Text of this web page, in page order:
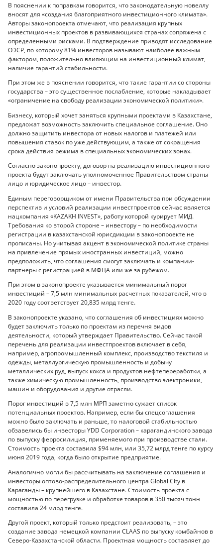
В пояснении к поправкам говорится, что законодательную новеллу
вносят для «создания благоприятного инвестиционного климата».
Авторы законопроекта отмечают, что реализация крупных
инвестиционных проектов в развивающихся странах сопряжена с
определенными рисками. В подтверждение приводят исследование
ОЭСР, по которому 81% инвесторов называют наиболее важным
фактором, положительно влияющим на инвестиционный климат,
наличие гарантий стабильности.
При этом же в пояснении говорится, что такие гарантии со стороны
государства – это существенное послабление, которые накладывает
«ограничение на свободу реализации экономической политики».
Бизнесу, который хочет заняться крупными проектами в Казахстане,
предложат возможность заключить специальное соглашение. Оно
должно защитить инвестора от новых налогов и платежей или
повышения ставок по уже действующим, а также от сокращения
срока действия режима в специальных экономических зонах.
Согласно законопроекту, договор на реализацию инвестиционного
проекта будут заключать уполномоченное Правительством страны
лицо и юридическое лицо – инвестор.
Единым переговорщиком от имени Правительства при обсуждении
перспектив и условий реализации инвестпроектов сейчас является
нацкомпания «KAZAKH INVEST», работу которой курирует МИД.
Требования ко второй стороне – инвестору – по необходимости
регистрации в казахстанской юрисдикции в законопроекте не
прописаны. Но учитывая акцент в экономической политике страны
на привлечение прямых иностранных инвестиций, можно
предположить, что соглашения смогут заключать и компании-
партнеры с регистрацией в МФЦА или же за рубежом.
При этом в законопроекте указывается минимальный порог
инвестиций – 7,5 млн минимальных расчетных показателей, что в
2020 году соответствует 20,835 млрд тенге.
В законопроекте указано, что соглашения об инвестициях можно
будет заключить только по проектам из перечня видов
деятельности, который утверждает Правительство. Сейчас такой
перечень для реализации инвестпроектов включает в себя,
например, агропромышленный комплекс, производство текстиля и
одежды, металлургическую промышленность и добычу
металлических руд, выпуск кокса и продуктов нефтепереработки, а
также химическую промышленность, производство электроники,
машин и оборудования и другие отрасли.
Порог инвестиций в 7,5 млн МРП заметно сужает список
потенциальных проектов. Например, если бы спецсоглашения
можно было заключать и раньше, то налоговой стабильностью
обзавелись бы инвесторы YDD Corporation – карагандинского завода
по выпуску ферросилиция, применяемого при производстве стали.
Стоимость проекта составила $94 млн, или 35,72 млрд тенге по курсу
июня 2019 года, когда было открытие предприятие.
Аналогично могли бы рассчитывать на заключение соглашения и
инвесторы оптово-распределительного центра Global City в
Караганды – крупнейшего в Казахстане. Стоимость проекта с
мощностью по перегрузке и обработке товаров в 350 тысяч тонн
составила 24 млрд тенге.
Другой проект, который только предстоит реализовать, – это
создание завода немецкой компании CLAAS по выпуску комбайнов в
Северо-Казахстанской области. Проектная мощность составляет до